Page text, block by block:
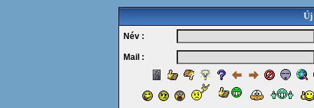
Új
Név :
Mail :